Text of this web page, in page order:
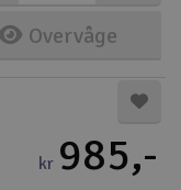
Overvåge
kr 985,-